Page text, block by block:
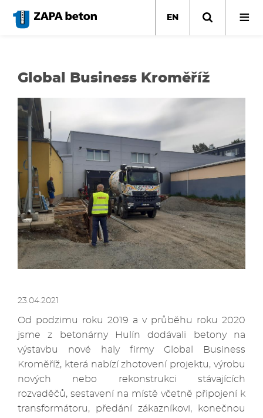
main
EN
Global Business Kroměříž
23.04.2021
Od podzimu roku 2019 a v průběhu roku 2020
jsme z betonárny Hulín dodávali betony na
výstavbu nové haly firmy Global Business
Kroměříž, která nabízí zhotovení projektu, výrobu
nových nebo rekonstrukci stávajících
rozvaděčů, sestavení na místě včetně připojení k
transformátoru, předání zákazníkovi, konečnou